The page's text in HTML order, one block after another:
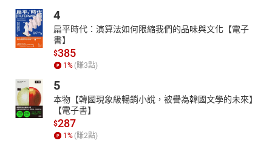
4
扁平時代：演算法如何限縮我們的品味與文化【電子
書】
$385
1% (賺3點)
5
本物【韓國現象級暢銷小說，被譽為韓國文學的未來】
【電子書】
$287
1% (賺2點)